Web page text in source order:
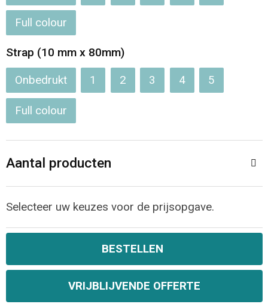
Full colour
Strap (10 mm x 80mm)
Onbedrukt 1 2 3 4 5
Full colour
Aantal producten
Selecteer uw keuzes voor de prijsopgave.
BESTELLEN
VRIJBLIJVENDE OFFERTE